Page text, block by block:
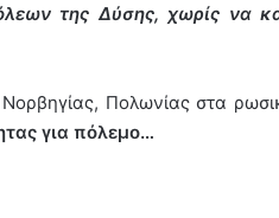
της Δύσης, χωρίς να
Νορβηγίας, Πολωνίας στα
για πόλεμο…